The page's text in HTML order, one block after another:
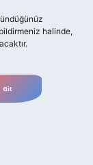
halinde,